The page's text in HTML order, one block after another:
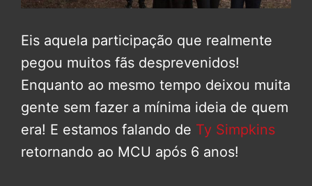
Eis aquela participação que realmente
pegou muitos fãs desprevenidos!
Enquanto ao mesmo tempo deixou muita
gente sem fazer a mínima ideia de quem
era! E estamos falando de Ty Simpkins
retornando ao MCU após 6 anos!